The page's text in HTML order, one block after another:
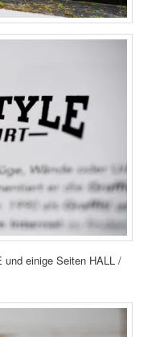
und einige Seiten HALL /